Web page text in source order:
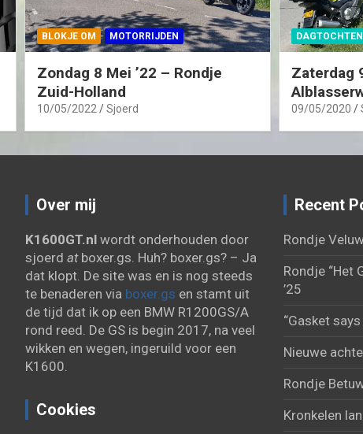
BLOKJE OM MOTORRIJDEN
Zondag 8 Mei ’22 – Rondje
Zuid-Holland
10/05/2022 Sjoerd
DAGTOCHTEN
Zaterdag
09/05/2020
Over mij
K1600GT.nl wordt onderhouden door
sjoerd atboxer.gs. Huh? boxer.gs? – Ja
dat klopt. De site was en is nog steeds
te benaderen via boxer.gs en stamt uit
de tijd dat ik op een BMW R1200GS/A
rond reed. De GS is begin 2017, na veel
wikken en wegen, ingeruild voor een
K1600.
Cookies
Recent
Rondje
Rondje “Het
’25
“Gasket
Nieuwe
Rondje
Kronkelen